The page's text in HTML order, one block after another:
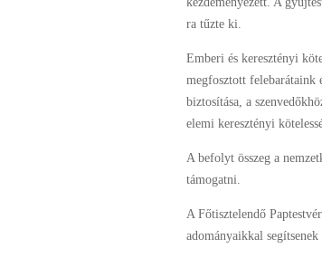
ra tűzte ki.
Emberi és keresztényi
megfosztott felebarátaink
biztosítása, a
elemi keresztényi
A befolyt összeg a
támogatni.
A Főtisztelendő
adományaikkal